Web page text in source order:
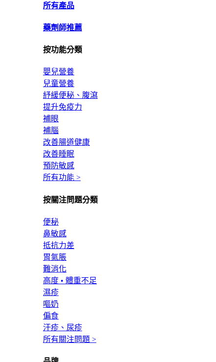
所有產品
藥劑師推薦
按功能分類
嬰兒營養
兒童營養
紓緩便秘、腹瀉
提升免疫力
補眼
補腦
改善腸道健康
改善睡眠
預防敏感
所有功能 >
按關注問題分類
便秘
鼻敏感
抵抗力差
胃氣脹
難消化
高度 • 體重不足
濕疹
嘔奶
偏食
汗疹、尿疹
所有關注問題 >